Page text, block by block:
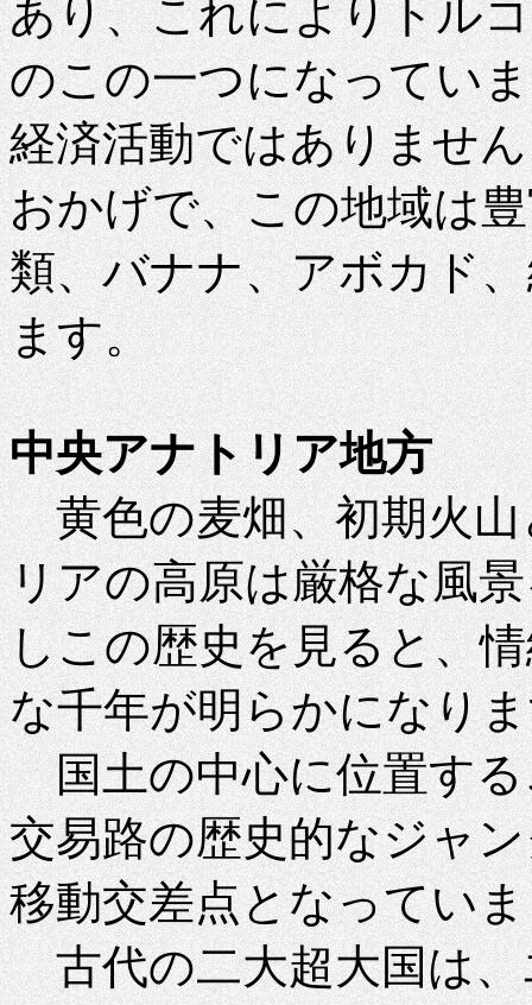
あり、これによりトル
のこの一つになってい
経済活動ではありませ
おかげで、この地域は
類、バナナ、アボカド
ます。
中央アナトリア地方
黄色の麦畑、初期火山
リアの高原は厳格な風
しこの歴史を見ると、
な千年が明らかになり
国土の中心に位置する
交易路の歴史的なジャ
移動交差点となってい
古代の二大超大国は、